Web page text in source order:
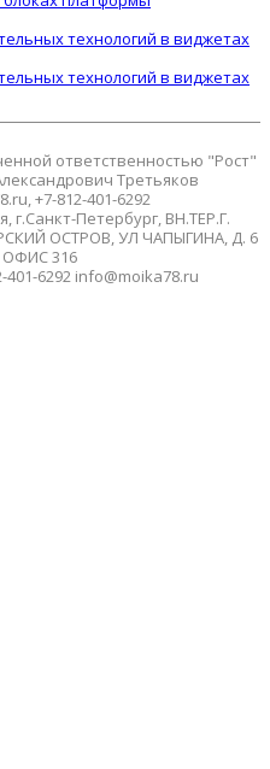
технологий в виджетах
технологий в виджетах
ответственностью "Рост"
Третьяков
+7-812-401-6292
г.Санкт-Петербург, ВН.ТЕР.Г.
ОСТРОВ, УЛ ЧАПЫГИНА, Д. 6
316
6292 info@moika78.ru